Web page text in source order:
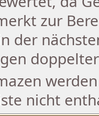
zur
der
nicht